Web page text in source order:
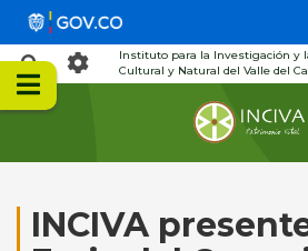
Instituto para la Investigación y
Cultural y Natural del Valle del
INCIVA